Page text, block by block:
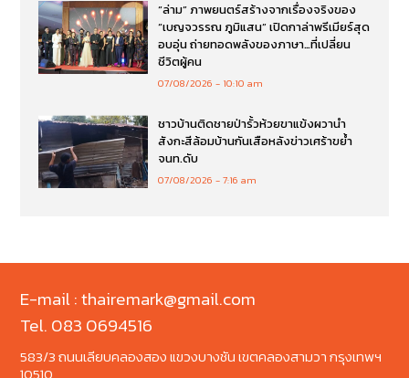
“ล่าม” ภาพยนตร์สร้างจากเรื่องจริงของ
“เบญจวรรณ ภูมิแสน” เปิดกาล่าพรีเมียร์สุด
อบอุ่น ถ่ายทอดพลังของภาษา…ที่เปลี่ยน
ชีวิตผู้คน
07/08/2026 10:10 am
ชาวบ้านติดชายป่ารั้วห้วยขาแข้งผวานำ
สังกะสีล้อมบ้านกันเสือหลังข่าวเศร้าขย้ำ
จนท.ดับ
07/08/2026 7:16 am
E-mail : thairemark@gmail.com
Tel. 083 0694516
583/3 ถนนเลียบคลองสอง แขวงบางชัน เขตคลองสามวา กรุงเทพฯ